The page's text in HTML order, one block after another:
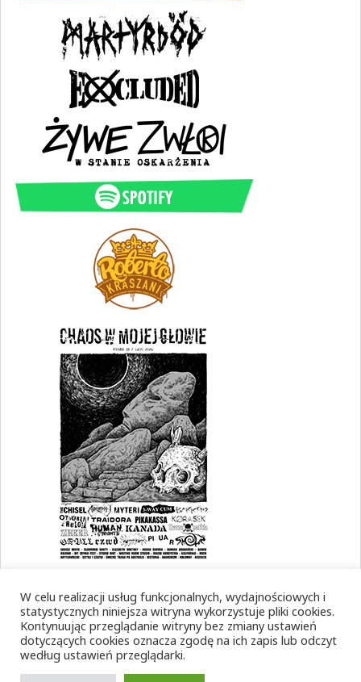
W celu realizacji usług funkcjonalnych, wydajnościowych i
statystycznych niniejsza witryna wykorzystuje pliki cookies.
Kontynuując przeglądanie witryny bez zmiany ustawień
dotyczących cookies oznacza zgodę na ich zapis lub odczyt
według ustawień przeglądarki.